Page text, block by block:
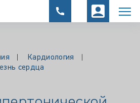
Кардиология
сердца